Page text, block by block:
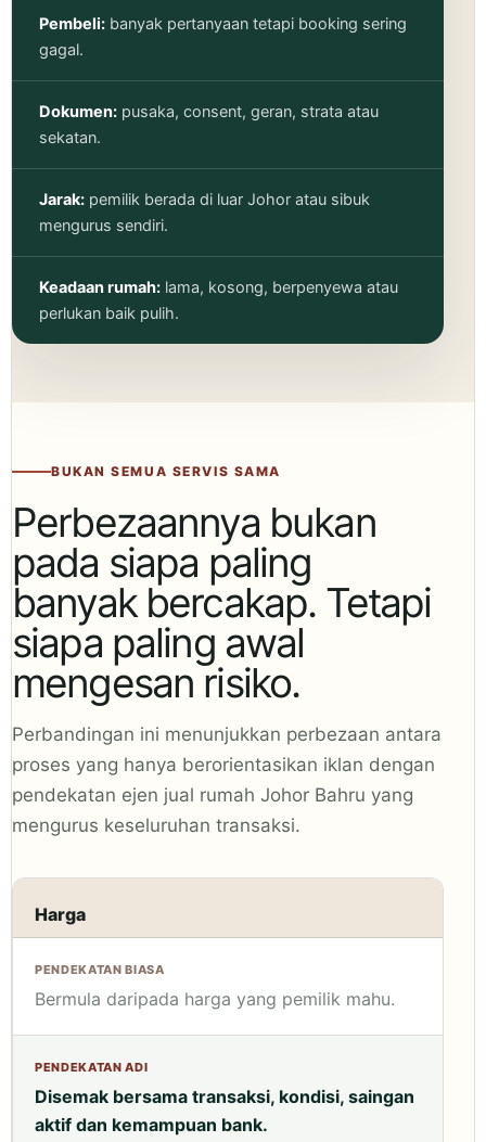
Pembeli: banyak pertanyaan tetapi booking sering
gagal.
Dokumen: pusaka, consent, geran, strata atau
sekatan.
Jarak: pemilik berada di luar Johor atau sibuk
mengurus sendiri.
Keadaan rumah: lama, kosong, berpenyewa atau
perlukan baik pulih.
BUKAN SEMUA SERVIS SAMA
Perbezaannya bukan
pada siapa paling
banyak bercakap. Tetapi
siapa paling awal
mengesan risiko.
Perbandingan ini menunjukkan perbezaan antara
proses yang hanya berorientasikan iklan dengan
pendekatan ejen jual rumah Johor Bahru yang
mengurus keseluruhan transaksi.
Harga
Bermula daripada harga yang pemilik mahu.
Disemak bersama transaksi, kondisi, saingan
aktif dan kemampuan bank.